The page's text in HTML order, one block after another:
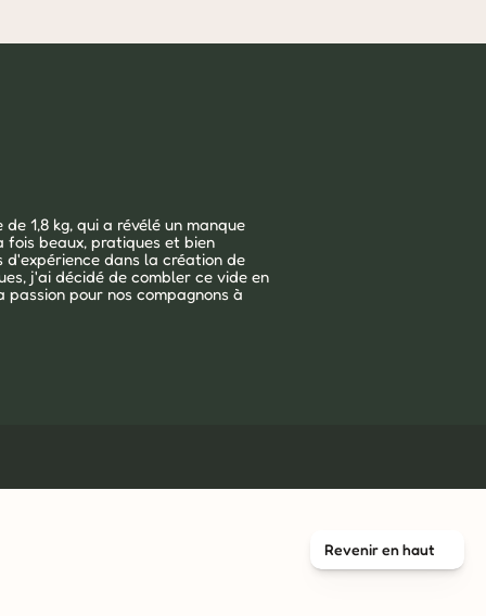
1,8 kg, qui a révélé un manque
fois beaux, pratiques et bien
d'expérience dans la création de
j'ai décidé de combler ce vide en
pour nos compagnons à
Revenir en haut